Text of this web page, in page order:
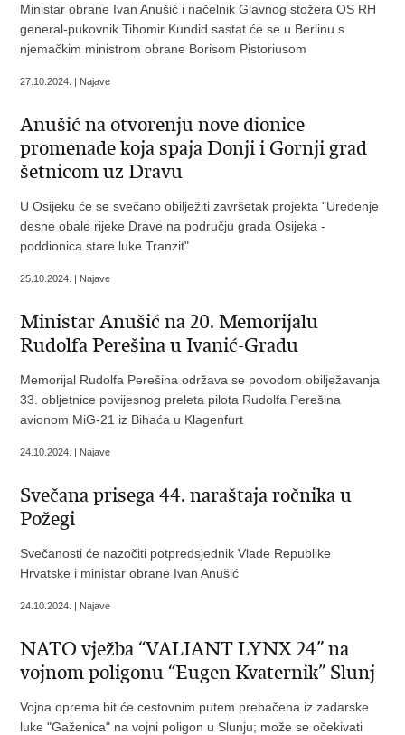
Ministar obrane Ivan Anušić i načelnik Glavnog stožera OS RH
general-pukovnik Tihomir Kundid sastat će se u Berlinu s
njemačkim ministrom obrane Borisom Pistoriusom
27.10.2024. | Najave
Anušić na otvorenju nove dionice
promenade koja spaja Donji i Gornji grad
šetnicom uz Dravu
U Osijeku će se svečano obilježiti završetak projekta "Uređenje
desne obale rijeke Drave na području grada Osijeka -
poddionica stare luke Tranzit"
25.10.2024. | Najave
Ministar Anušić na 20. Memorijalu
Rudolfa Perešina u Ivanić-Gradu
Memorijal Rudolfa Perešina održava se povodom obilježavanja
33. obljetnice povijesnog preleta pilota Rudolfa Perešina
avionom MiG-21 iz Bihaća u Klagenfurt
24.10.2024. | Najave
Svečana prisega 44. naraštaja ročnika u
Požegi
Svečanosti će nazočiti potpredsjednik Vlade Republike
Hrvatske i ministar obrane Ivan Anušić
24.10.2024. | Najave
NATO vježba “VALIANT LYNX 24” na
vojnom poligonu “Eugen Kvaternik” Slunj
Vojna oprema bit će cestovnim putem prebačena iz zadarske
luke "Gaženica" na vojni poligon u Slunju; može se očekivati